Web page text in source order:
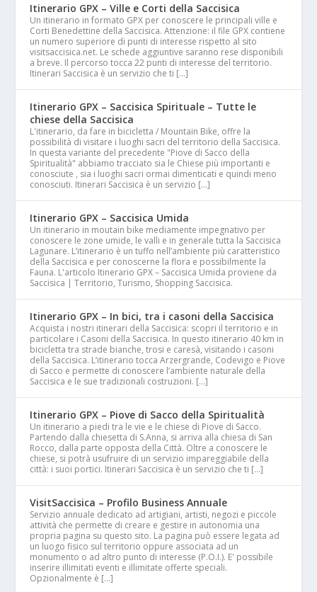
Itinerario GPX – Ville e Corti della Saccisica
Un itinerario in formato GPX per conoscere le principali ville e
Corti Benedettine della Saccisica. Attenzione: il file GPX contiene
un numero superiore di punti di interesse rispetto al sito
visitsaccisica.net. Le schede aggiuntive saranno rese disponibili
a breve. Il percorso tocca 22 punti di interesse del territorio.
Itinerari Saccisica è un servizio che ti […]
Itinerario GPX – Saccisica Spirituale – Tutte le
chiese della Saccisica
L'itinerario, da fare in bicicletta / Mountain Bike, offre la
possibilità di visitare i luoghi sacri del territorio della Saccisica.
In questa variante del precedente "Piove di Sacco della
Spiritualità" abbiamo tracciato sia le Chiese più importanti e
conosciute , sia i luoghi sacri ormai dimenticati e quindi meno
conosciuti. Itinerari Saccisica è un servizio […]
Itinerario GPX – Saccisica Umida
Un itinerario in moutain bike mediamente impegnativo per
conoscere le zone umide, le valli e in generale tutta la Saccisica
Lagunare. L’itinerario è un tuffo nell’ambiente più caratteristico
della Saccisica e per conoscerne la flora e possibilmente la
Fauna. L'articolo Itinerario GPX – Saccisica Umida proviene da
Saccisica | Territorio, Turismo, Shopping Saccisica.
Itinerario GPX – In bici, tra i casoni della Saccisica
Acquista i nostri itinerari della Saccisica: scopri il territorio e in
particolare i Casoni della Saccisica. In questo itinerario 40 km in
bicicletta tra strade bianche, trosi e caresà, visitando i casoni
della Saccisica. L’itinerario tocca Arzergrande, Codevigo e Piove
di Sacco e permette di conoscere l’ambiente naturale della
Saccisica e le sue tradizionali costruzioni. […]
Itinerario GPX – Piove di Sacco della Spiritualità
Un itinerario a piedi tra le vie e le chiese di Piove di Sacco.
Partendo dalla chiesetta di S.Anna, si arriva alla chiesa di San
Rocco, dalla parte opposta della Città. Oltre a conoscere le
chiese, si potrà usufruire di un servizio impareggiabile della
città: i suoi portici. Itinerari Saccisica è un servizio che ti […]
VisitSaccisica – Profilo Business Annuale
Servizio annuale dedicato ad artigiani, artisti, negozi e piccole
attività che permette di creare e gestire in autonomia una
propria pagina su questo sito. La pagina può essere legata ad
un luogo fisico sul territorio oppure associata ad un
monumento o ad altro punto di interesse (P.O.I.). E' possibile
inserire illimitati eventi e illimitate offerte speciali.
Opzionalmente è […]